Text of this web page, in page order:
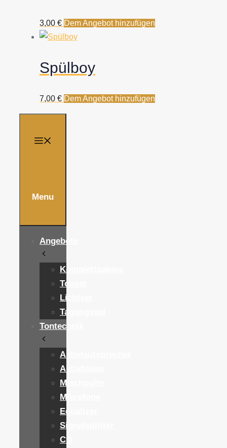
3,00 € Dem Angebot hinzufügen
Spülboy
7,00 € Dem Angebot hinzufügen
Menu
Angebote
Komplettpakete
Tonset
Lichtset
Tagungsset
Tontechnik
Aktivlautsprecher
Aktivbässe
Mischpulte
Mikrofone
Equalizer
Signalsplitter
CD